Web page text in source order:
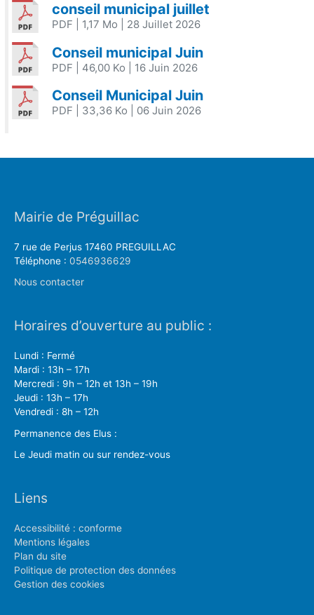
conseil municipal juillet
PDF | 1,17 Mo | 28 Juillet 2026
Conseil municipal Juin
PDF | 46,00 Ko | 16 Juin 2026
Conseil Municipal Juin
PDF | 33,36 Ko | 06 Juin 2026
Mairie de Préguillac
7 rue de Perjus 17460 PREGUILLAC
Téléphone : 0546936629
Nous contacter
Horaires d’ouverture au public :
Lundi : Fermé
Mardi : 13h – 17h
Mercredi : 9h – 12h et 13h – 19h
Jeudi : 13h – 17h
Vendredi : 8h – 12h
Permanence des Elus :
Le Jeudi matin ou sur rendez-vous
Liens
Accessibilité : conforme
Mentions légales
Plan du site
Politique de protection des données
Gestion des cookies